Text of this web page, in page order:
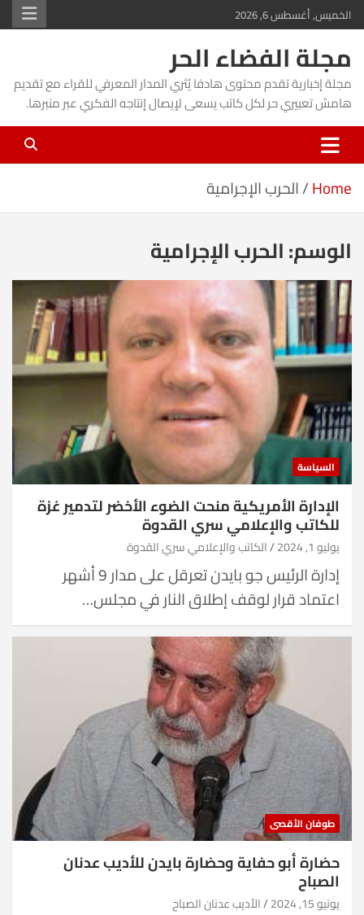
Skip
to
content
الخميس, أغسطس 6, 2026
مجلة الفضاء الحر
مجلة إخبارية تقدم محتوى هادفا يُثري المدار المعرفي للقراء مع تقديم
هامش تعبيري حر لكل كاتب يسعى لإيصال إنتاجه الفكري عبر منبرها.
Home الحرب الإجرامية
الوسم:الحرب الإجرامية
السياسة
الإدارة الأمريكية منحت الضوء الأخضر لتدمير غزة
للكاتب والإعلامي سري القدوة
يوليو 1, 2024 الكاتب والإعلامي سري القدوة
إدارة الرئيس جو بايدن تعرقل على مدار 9 أشهر
اعتماد قرار لوقف إطلاق النار في مجلس…
طوفان الأقصى
حضارة أبو حفاية وحضارة بايدن للأديب عدنان
الصباح
يونيو 15, 2024 الأديب عدنان الصباح